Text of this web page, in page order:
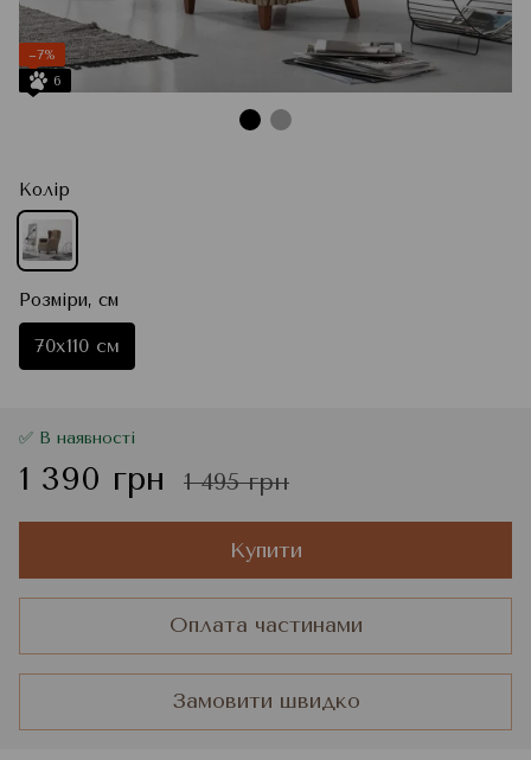
−7%
6
Колір
Розміри, см
70x110 см
✅ В наявності
1 390 грн 1 495 грн
Купити
Оплата частинами
Замовити швидко